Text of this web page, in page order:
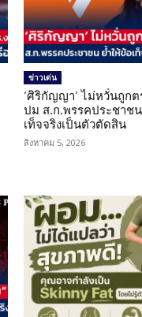
ข่าวเด่น
‘ศิริกัญญา’ ไม่หวั่นถูก
ปม ส.ก.พรรคประชาช
เท็จจริงเป็นตัวตัดสิน
สิงหาคม 5, 2026